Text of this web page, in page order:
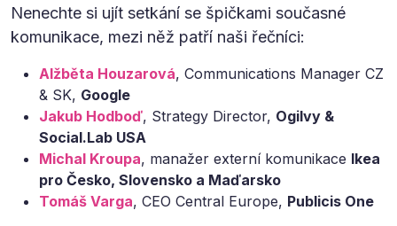
Nenechte si ujít setkání se špičkami současné
komunikace, mezi něž patří naši řečníci:
Alžběta Houzarová, Communications Manager CZ
& SK, Google
Jakub Hodboď, Strategy Director, Ogilvy &
Social.Lab USA
Michal Kroupa, manažer externí komunikace Ikea
pro Česko, Slovensko a Maďarsko
Tomáš Varga, CEO Central Europe, Publicis One